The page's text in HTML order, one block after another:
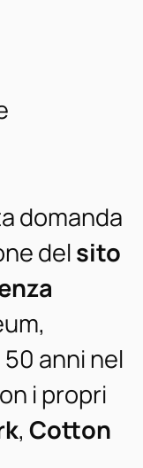
domanda
delsito
anni nel
i propri
, Cotton